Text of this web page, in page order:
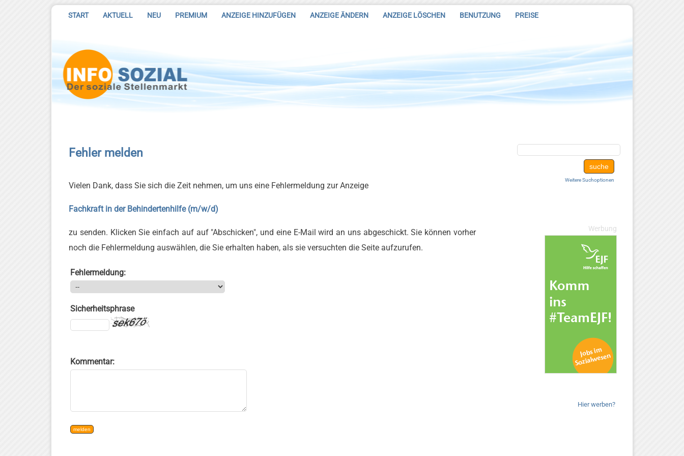
START AKTUELL NEU PREMIUM ANZEIGE HINZUFÜGEN ANZEIGE ÄNDERN ANZEIGE LÖSCHEN BENUTZUNG PREISE
Fehler melden
Vielen Dank, dass Sie sich die Zeit nehmen, um uns eine Fehlermeldung zur Anzeige
Fachkraft in der Behindertenhilfe (m/w/d)
zu senden. Klicken Sie einfach auf auf "Abschicken", und eine E-Mail wird an uns abgeschickt. Sie können vorher
noch die Fehlermeldung auswählen, die Sie erhalten haben, als sie versuchten die Seite aufzurufen.
Fehlermeldung:
Sicherheitsphrase
Kommentar:
Weitere Suchoptionen
Werbung
Hier werben?